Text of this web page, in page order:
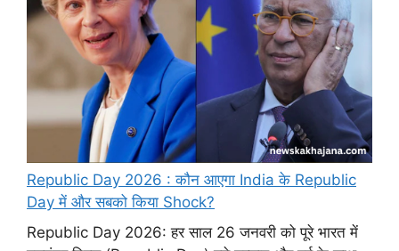
Republic Day 2026 : कौन आएगा India के Republic
Day में और सबको किया Shock?
Republic Day 2026: हर साल 26 जनवरी को पूरे भारत में